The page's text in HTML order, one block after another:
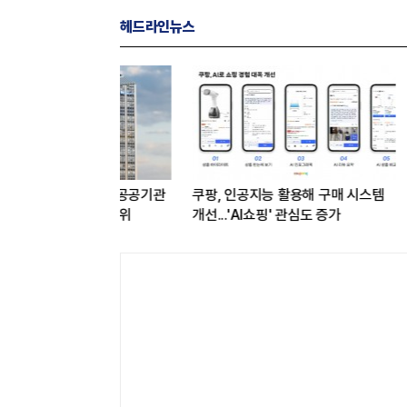
헤드라인뉴스
쿠팡, 인공지능 활용해 구매 시스템
개선...'AI쇼핑' 관심도 증가
카카오, 카
결제 서